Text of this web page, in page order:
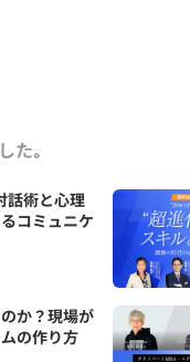
た｡
話術と心理
コミュニケ
か？現場が
の作り方